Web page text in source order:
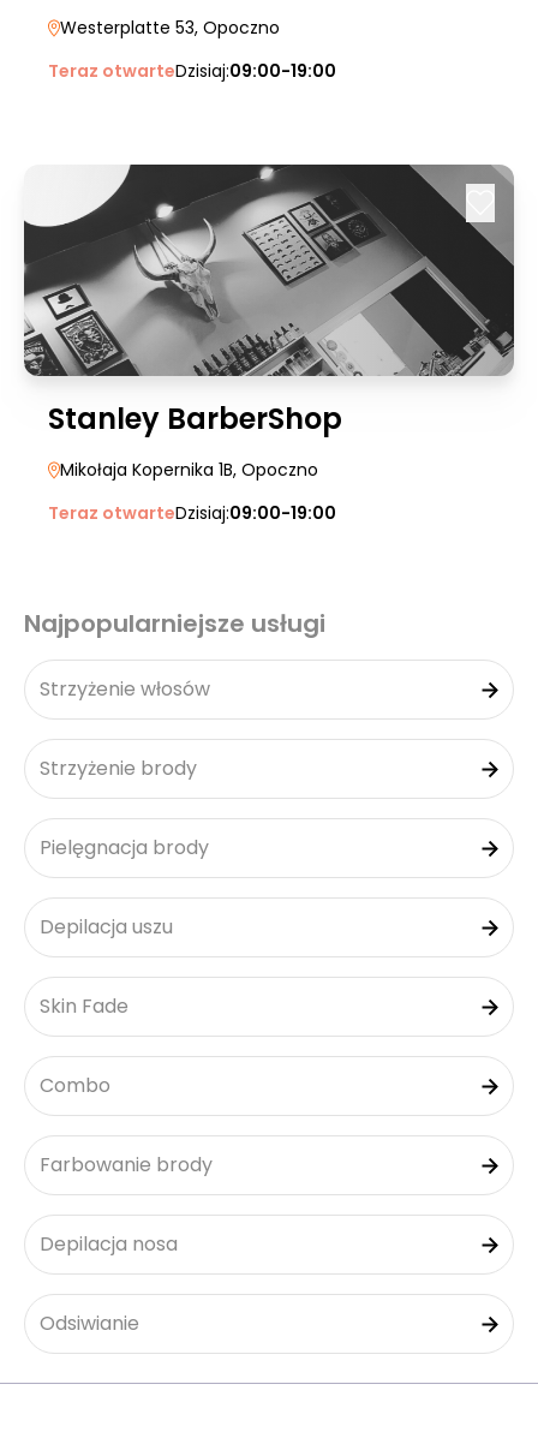
Westerplatte 53, Opoczno
Teraz otwarteDzisiaj:09:00-19:00
Stanley BarberShop
Mikołaja Kopernika 1B, Opoczno
Teraz otwarteDzisiaj:09:00-19:00
Najpopularniejsze usługi
Strzyżenie włosów
Strzyżenie brody
Pielęgnacja brody
Depilacja uszu
Skin Fade
Combo
Farbowanie brody
Depilacja nosa
Odsiwianie